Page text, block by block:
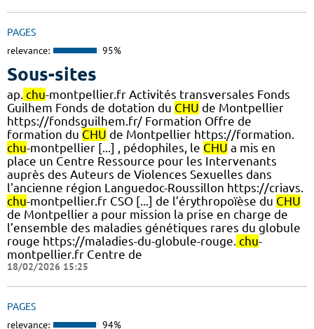
PAGES
relevance: 95%
Sous-sites
ap. chu-montpellier.fr Activités transversales Fonds
Guilhem Fonds de dotation du CHU de Montpellier
https://fondsguilhem.fr/ Formation Offre de
formation du CHU de Montpellier https://formation.
chu-montpellier [...] , pédophiles, le CHU a mis en
place un Centre Ressource pour les Intervenants
auprès des Auteurs de Violences Sexuelles dans
l'ancienne région Languedoc-Roussillon https://criavs.
chu-montpellier.fr CSO [...] de l’érythropoïèse du CHU
de Montpellier a pour mission la prise en charge de
l’ensemble des maladies génétiques rares du globule
rouge https://maladies-du-globule-rouge. chu-
montpellier.fr Centre de
18/02/2026 15:25
PAGES
relevance: 94%